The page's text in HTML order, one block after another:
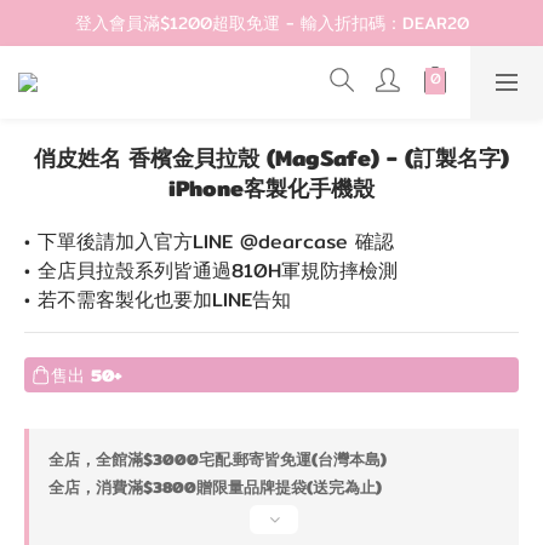
登入會員滿$1200超取免運 - 輸入折扣碼：DEAR20
登入會員滿$1200超取免運 - 輸入折扣碼：DEAR20
歡迎首購!滿1000全館95折! 新客領卷去~
俏皮姓名 香檳金貝拉殼 (MagSafe) - (訂製名字)
iPhone客製化手機殼
• 下單後請加入官方LINE @dearcase 確認
• 全店貝拉殼系列皆通過810H軍規防摔檢測
• 若不需客製化也要加LINE告知
售出 50+
全店，全館滿$3000宅配.郵寄皆免運(台灣本島)
全店，消費滿$3800贈限量品牌提袋(送完為止)